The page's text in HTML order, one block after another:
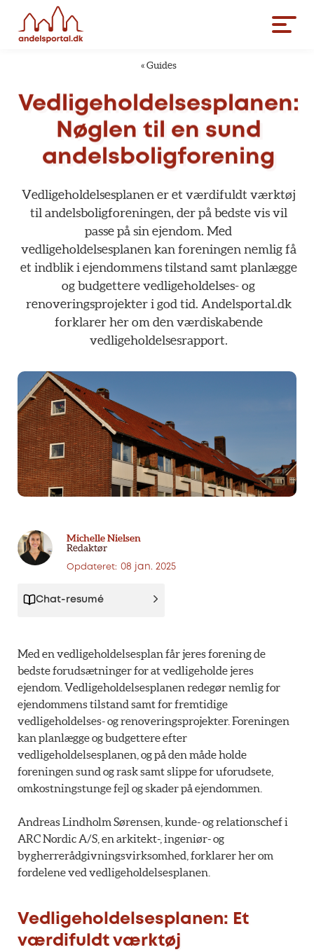
«Guides
Vedligeholdelsesplanen:
Nøglen til en sund
andelsboligforening
Vedligeholdelsesplanen er et værdifuldt værktøj
til andelsboligforeningen, der på bedste vis vil
passe på sin ejendom. Med
vedligeholdelsesplanen kan foreningen nemlig få
et indblik i ejendommens tilstand samt planlægge
og budgettere vedligeholdelses- og
renoveringsprojekter i god tid. Andelsportal.dk
forklarer her om den værdiskabende
vedligeholdelsesrapport.
Michelle Nielsen
Redaktør
Opdateret: 08 jan. 2025
Chat-resumé
Med en vedligeholdelsesplan får jeres forening de
bedste forudsætninger for at vedligeholde jeres
ejendom. Vedligeholdelsesplanen redegør nemlig for
ejendommens tilstand samt for fremtidige
vedligeholdelses- og renoveringsprojekter. Foreningen
kan planlægge og budgettere efter
vedligeholdelsesplanen, og på den måde holde
foreningen sund og rask samt slippe for uforudsete,
omkostningstunge fejl og skader på ejendommen.
Andreas Lindholm Sørensen, kunde- og relationschef i
ARC Nordic A/S, en arkitekt-, ingeniør- og
bygherrerådgivningsvirksomhed, forklarer her om
fordelene ved vedligeholdelsesplanen.
Vedligeholdelsesplanen: Et
værdifuldt værktøj